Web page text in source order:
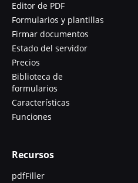
Editor de PDF
Formularios y plantillas
Firmar documentos
Estado del servidor
Precios
Biblioteca de
formularios
Características
Funciones
Recursos
pdfFiller